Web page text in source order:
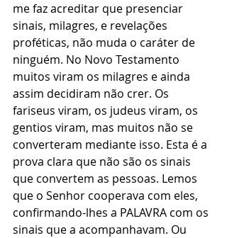
me faz acreditar que presenciar
sinais, milagres, e revelações
proféticas, não muda o caráter de
ninguém. No Novo Testamento
muitos viram os milagres e ainda
assim decidiram não crer. Os
fariseus viram, os judeus viram, os
gentios viram, mas muitos não se
converteram mediante isso. Esta é a
prova clara que não são os sinais
que convertem as pessoas. Lemos
que o Senhor cooperava com eles,
confirmando-lhes a PALAVRA com os
sinais que a acompanhavam. Ou